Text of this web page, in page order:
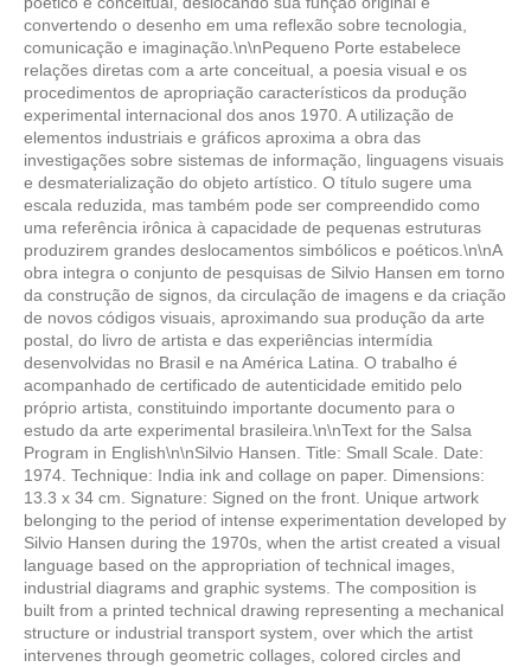
convertendo o desenho em uma reflexão sobre tecnologia,
comunicação e imaginação.\n\nPequeno Porte estabelece
relações diretas com a arte conceitual, a poesia visual e os
procedimentos de apropriação característicos da produção
experimental internacional dos anos 1970. A utilização de
elementos industriais e gráficos aproxima a obra das
investigações sobre sistemas de informação, linguagens visuais
e desmaterialização do objeto artístico. O título sugere uma
escala reduzida, mas também pode ser compreendido como
uma referência irônica à capacidade de pequenas estruturas
produzirem grandes deslocamentos simbólicos e poéticos.\n\nA
obra integra o conjunto de pesquisas de Silvio Hansen em torno
da construção de signos, da circulação de imagens e da criação
de novos códigos visuais, aproximando sua produção da arte
postal, do livro de artista e das experiências intermídia
desenvolvidas no Brasil e na América Latina. O trabalho é
acompanhado de certificado de autenticidade emitido pelo
próprio artista, constituindo importante documento para o
estudo da arte experimental brasileira.\n\nText for the Salsa
Program in English\n\nSilvio Hansen. Title: Small Scale. Date:
1974. Technique: India ink and collage on paper. Dimensions:
13.3 x 34 cm. Signature: Signed on the front. Unique artwork
belonging to the period of intense experimentation developed by
Silvio Hansen during the 1970s, when the artist created a visual
language based on the appropriation of technical images,
industrial diagrams and graphic systems. The composition is
built from a printed technical drawing representing a mechanical
structure or industrial transport system, over which the artist
intervenes through geometric collages, colored circles and